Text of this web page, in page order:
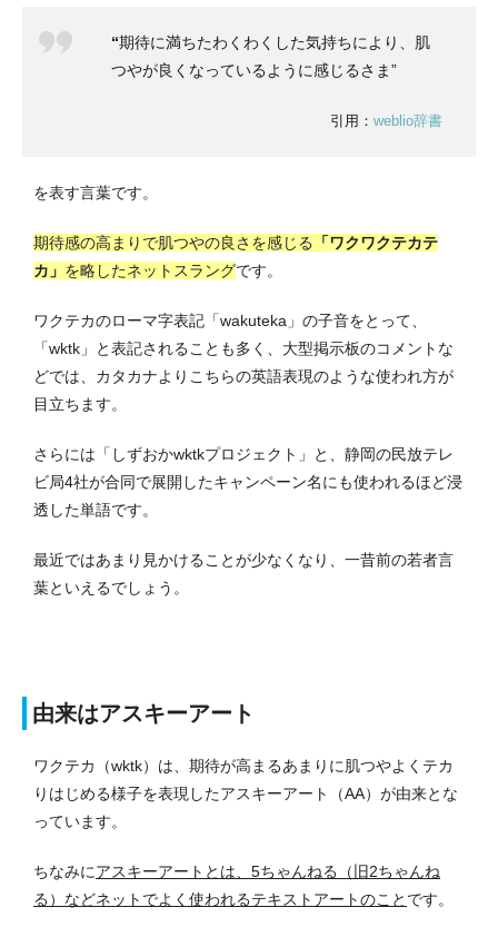
“期待に満ちたわくわくした気持ちにより、肌
つやが良くなっているように感じるさま”
引用： weblio辞書
を表す言葉です。
期待感の高まりで肌つやの良さを感じる
「ワクワクテカテ
カ」 を略したネットスラングです。
ワクテカのローマ字表記「wakuteka」の子音をとって、
「wktk」と表記されることも多く、大型掲示板のコメントな
どでは、カタカナよりこちらの英語表現のような使われ方が
目立ちます。
さらには「しずおかwktkプロジェクト」と、静岡の民放テレ
ビ局4社が合同で展開したキャンペーン名にも使われるほど浸
透した単語です。
最近ではあまり見かけることが少なくなり、一昔前の若者言
葉といえるでしょう。
由来はアスキーアート
ワクテカ（wktk）は、期待が高まるあまりに肌つやよくテカ
りはじめる様子を表現したアスキーアート（AA）が由来とな
っています。
ちなみにアスキーアートとは、5ちゃんねる（旧2ちゃんね
る）などネットでよく使われるテキストアートのこと です。